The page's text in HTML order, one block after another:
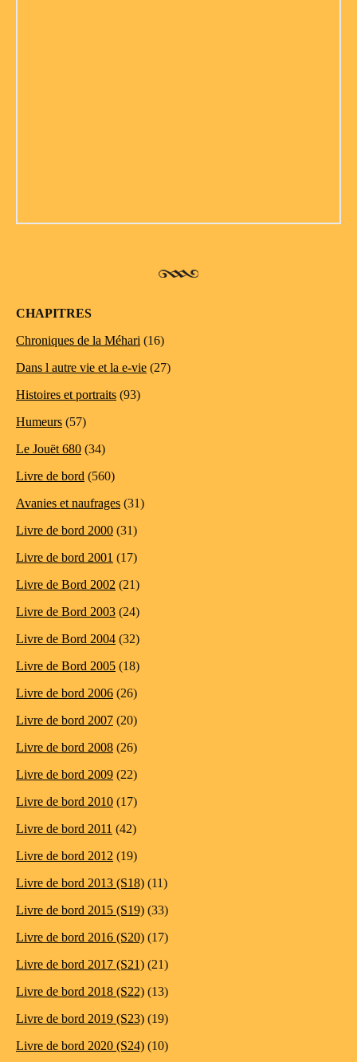
CHAPITRES
Chroniques de la Méhari (16)
Dans l autre vie et la e-vie (27)
Histoires et portraits (93)
Humeurs (57)
Le Jouët 680 (34)
Livre de bord (560)
Avanies et naufrages (31)
Livre de bord 2000 (31)
Livre de bord 2001 (17)
Livre de Bord 2002 (21)
Livre de Bord 2003 (24)
Livre de Bord 2004 (32)
Livre de Bord 2005 (18)
Livre de bord 2006 (26)
Livre de bord 2007 (20)
Livre de bord 2008 (26)
Livre de bord 2009 (22)
Livre de bord 2010 (17)
Livre de bord 2011 (42)
Livre de bord 2012 (19)
Livre de bord 2013 (S18) (11)
Livre de bord 2015 (S19) (33)
Livre de bord 2016 (S20) (17)
Livre de bord 2017 (S21) (21)
Livre de bord 2018 (S22) (13)
Livre de bord 2019 (S23) (19)
Livre de bord 2020 (S24) (10)